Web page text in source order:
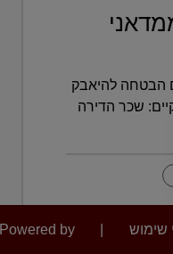
הבטחה להיאבק
שכר הדירה
שימוש Powered by משרד דיגיטל קלאוד כל הזכויות שמורות לחדשות הנדל"ן